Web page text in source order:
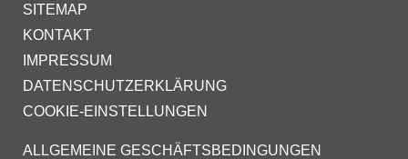
SITEMAP
KONTAKT
IMPRESSUM
DATENSCHUTZERKLÄRUNG
COOKIE-EINSTELLUNGEN
ALLGEMEINE GESCHÄFTSBEDINGUNGEN